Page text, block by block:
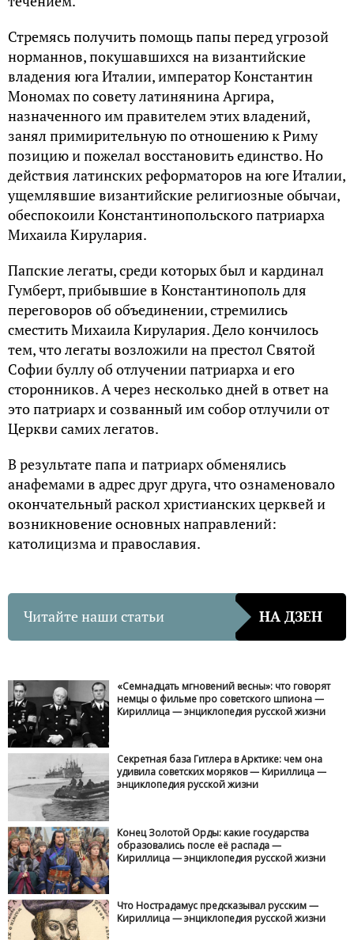
Стремясь получить помощь папы перед угрозой
норманнов, покушавшихся на византийские
владения юга Италии, император Константин
Мономах по совету латинянина Аргира,
назначенного им правителем этих владений,
занял примирительную по отношению к Риму
позицию и пожелал восстановить единство. Но
действия латинских реформаторов на юге Италии,
ущемлявшие византийские религиозные обычаи,
обеспокоили Константинопольского патриарха
Михаила Кирулария.
Папские легаты, среди которых был и кардинал
Гумберт, прибывшие в Константинополь для
переговоров об объединении, стремились
сместить Михаила Кирулария. Дело кончилось
тем, что легаты возложили на престол Святой
Софии буллу об отлучении патриарха и его
сторонников. А через несколько дней в ответ на
это патриарх и созванный им собор отлучили от
Церкви самих легатов.
В результате папа и патриарх обменялись
анафемами в адрес друг друга, что ознаменовало
окончательный раскол христианских церквей и
возникновение основных направлений:
католицизма и православия.
Читайте наши статьи НА ДЗЕН
«Семнадцать мгновений весны»: что говорят
немцы о фильме про советского шпиона —
Кириллица — энциклопедия русской жизни
Секретная база Гитлера в Арктике: чем она
удивила советских моряков — Кириллица —
энциклопедия русской жизни
Конец Золотой Орды: какие государства
образовались после её распада —
Кириллица — энциклопедия русской жизни
Что Нострадамус предсказывал русским —
Кириллица — энциклопедия русской жизни